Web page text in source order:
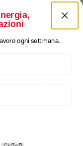
ogni settimana.